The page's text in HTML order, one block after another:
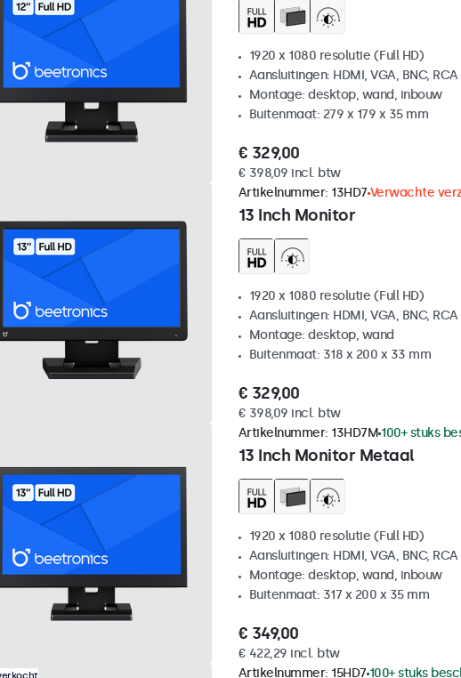
1920 x 1080 resolutie (Full HD)
Aansluitingen: HDMI, VGA, BNC, RCA
Montage: desktop, wand, inbouw
Buitenmaat: 279 x 179 x 35 mm
€ 329,00
€ 398,09 incl. btw
13 Inch Monitor
Artikelnummer: 13HD7 Verwachte
1920 x 1080 resolutie (Full HD)
Aansluitingen: HDMI, VGA, BNC, RCA
Montage: desktop, wand
Buitenmaat: 318 x 200 x 33 mm
€ 329,00
€ 398,09 incl. btw
13 Inch Monitor Metaal
Artikelnummer: 13HD7M 100+ stuks
1920 x 1080 resolutie (Full HD)
Aansluitingen: HDMI, VGA, BNC, RCA
Montage: desktop, wand, inbouw
Buitenmaat: 317 x 200 x 35 mm
€ 349,00
€ 422,29 incl. btw
Artikelnummer: 15HD7 100+ stuks